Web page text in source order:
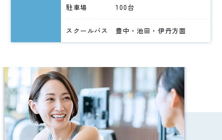
駐車場 100台
スクールバス 豊中・池田・伊丹方面